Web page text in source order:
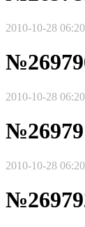
2010-10-28
2010-10-28
2010-10-28